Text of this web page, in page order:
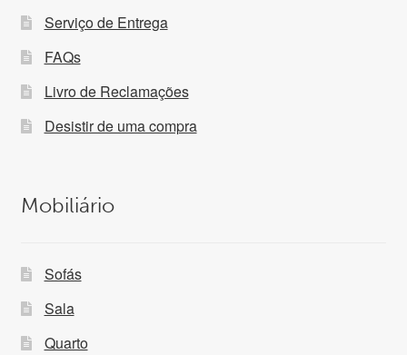
Serviço de Entrega
FAQs
Livro de Reclamações
Desistir de uma compra
Mobiliário
Sofás
Sala
Quarto